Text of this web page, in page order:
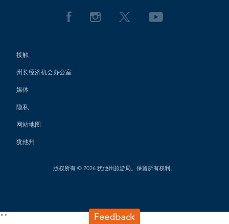
接触
州长经济机会办公室
媒体
隐私
网站地图
犹他州
版权所有 © 2026 犹他州旅游局。保留所有权利。
" "